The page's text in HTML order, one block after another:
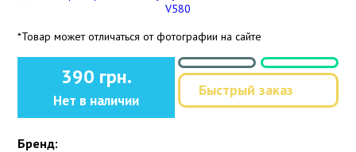
*Товар может отличаться от фотографии на сайте
390 грн.
Нет в наличии
Быстрый заказ
Бренд: